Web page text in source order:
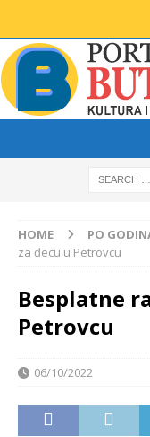
HOME PO
za đecu u Petrovcu
Besplatne
Petrovcu
06/10/2022